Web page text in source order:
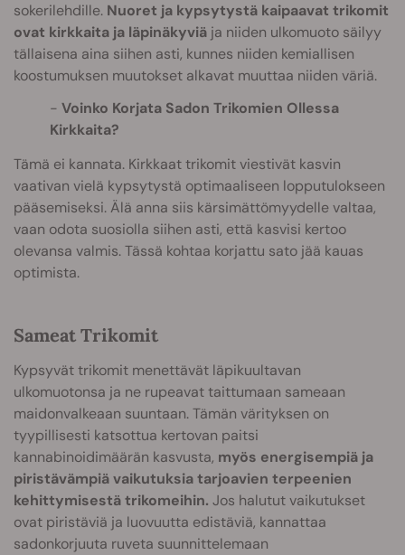
sokerilehdille. Nuoret ja kypsytystä kaipaavat trikomit
ovat kirkkaita ja läpinäkyviä ja niiden ulkomuoto säilyy
tällaisena aina siihen asti, kunnes niiden kemiallisen
koostumuksen muutokset alkavat muuttaa niiden väriä.
Voinko Korjata Sadon Trikomien Ollessa
Kirkkaita?
Tämä ei kannata. Kirkkaat trikomit viestivät kasvin
vaativan vielä kypsytystä optimaaliseen lopputulokseen
pääsemiseksi. Älä anna siis kärsimättömyydelle valtaa,
vaan odota suosiolla siihen asti, että kasvisi kertoo
olevansa valmis. Tässä kohtaa korjattu sato jää kauas
optimista.
Sameat Trikomit
Kypsyvät trikomit menettävät läpikuultavan
ulkomuotonsa ja ne rupeavat taittumaan sameaan
maidonvalkeaan suuntaan. Tämän värityksen on
tyypillisesti katsottua kertovan paitsi
kannabinoidimäärän kasvusta, myös energisempiä ja
piristävämpiä vaikutuksia tarjoavien terpeenien
kehittymisestä trikomeihin. Jos halutut vaikutukset
ovat piristäviä ja luovuutta edistäviä, kannattaa
sadonkorjuuta ruveta suunnittelemaan